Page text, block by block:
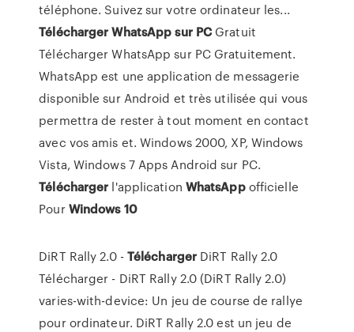
téléphone. Suivez sur votre ordinateur les...
Télécharger WhatsApp sur PCGratuit
Télécharger WhatsApp sur PC Gratuitement.
WhatsApp est une application de messagerie
disponible sur Android et très utilisée qui vous
permettra de rester à tout moment en contact
avec vos amis et. Windows 2000, XP, Windows
Vista, Windows 7 Apps Android sur PC.
Télécharger l'application WhatsAppofficielle
PourWindows 10
DiRT Rally 2.0 -Télécharger DiRT Rally 2.0
Télécharger - DiRT Rally 2.0 (DiRT Rally 2.0)
varies-with-device: Un jeu de course de rallye
pour ordinateur. DiRT Rally 2.0 est un jeu de